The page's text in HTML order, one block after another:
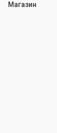
Магазин